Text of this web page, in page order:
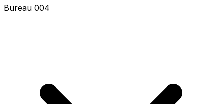
Bureau 006